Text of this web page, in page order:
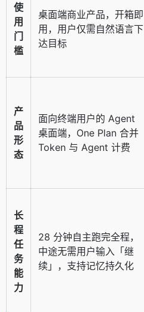
使
用
门
槛
桌面端商业产品，开箱即
用，用户仅需自然语言下
达目标
产
品
形
态
面向终端用户的 Agent
桌面端，One Plan 合并
Token 与 Agent 计费
长
程
任
务
能
力
28 分钟自主跑完全程，
中途无需用户输入「继
续」，支持记忆持久化